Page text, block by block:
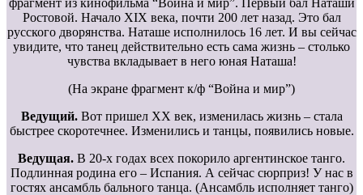
Ростовой. Начало XIX века, почти 200 лет назад. Это бал
русского дворянства. Наташе исполнилось 16 лет. И вы сейчас
увидите, что танец действительно есть сама жизнь – столько
чувства вкладывает в него юная Наташа!
(На экране фрагмент к/ф “Война и мир”)
Ведущий.Вот пришел ХХ век, изменилась жизнь – стала
быстрее скоротечнее. Изменились и танцы, появились новые.
Ведущая. В 20-х годах всех покорило аргентинское танго.
Подлинная родина его – Испания. А сейчас сюрприз! У нас в
гостях ансамбль бального танца. (Ансамбль исполняет танго)